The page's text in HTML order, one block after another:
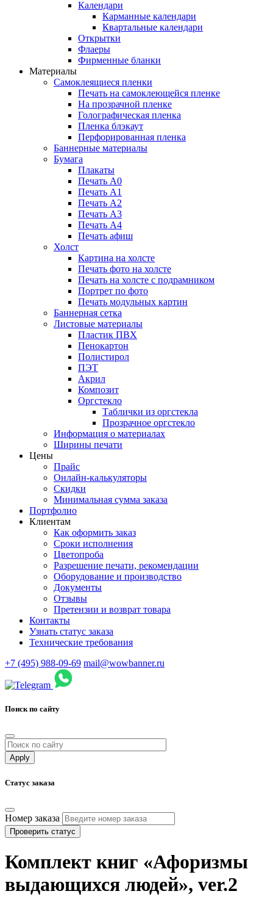
Календари
Карманные календари
Квартальные календари
Открытки
Флаеры
Фирменные бланки
Материалы
Самоклеящиеся пленки
Печать на самоклеющейся пленке
На прозрачной пленке
Голографическая пленка
Пленка блэкаут
Перфорированная пленка
Баннерные материалы
Бумага
Плакаты
Печать А0
Печать А1
Печать А2
Печать А3
Печать А4
Печать афиш
Холст
Картина на холсте
Печать фото на холсте
Печать на холсте с подрамником
Портрет по фото
Печать модульных картин
Баннерная сетка
Листовые материалы
Пластик ПВХ
Пенокартон
Полистирол
ПЭТ
Акрил
Композит
Оргстекло
Таблички из оргстекла
Прозрачное оргстекло
Информация о материалах
Ширины печати
Цены
Прайс
Онлайн-калькуляторы
Скидки
Минимальная сумма заказа
Портфолио
Клиентам
Как оформить заказ
Сроки исполнения
Цветопроба
Разрешение печати, рекомендации
Оборудование и производство
Документы
Отзывы
Претензии и возврат товара
Контакты
Узнать статус заказа
Технические требования
+7 (495) 988-09-69 mail@wowbanner.ru
Поиск по сайту
Статус заказа
Номер заказа
Проверить статус
Комплект книг «Афоризмы
выдающихся людей», ver.2